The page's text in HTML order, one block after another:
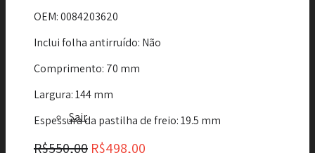
Sair
OEM: 0084203620
Inclui folha antirruído: Não
Comprimento: 70 mm
Largura: 144 mm
Espessura da pastilha de freio: 19.5 mm
R$550,00 R$498,00